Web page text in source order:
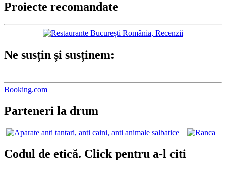
Proiecte recomandate
Ne susțin și susținem:
Booking.com
Parteneri la drum
Codul de etică. Click pentru a-l citi